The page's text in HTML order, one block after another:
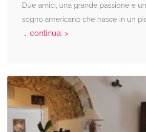
Due amici, una grande passione e
sogno americano che nasce in un
... continua: >